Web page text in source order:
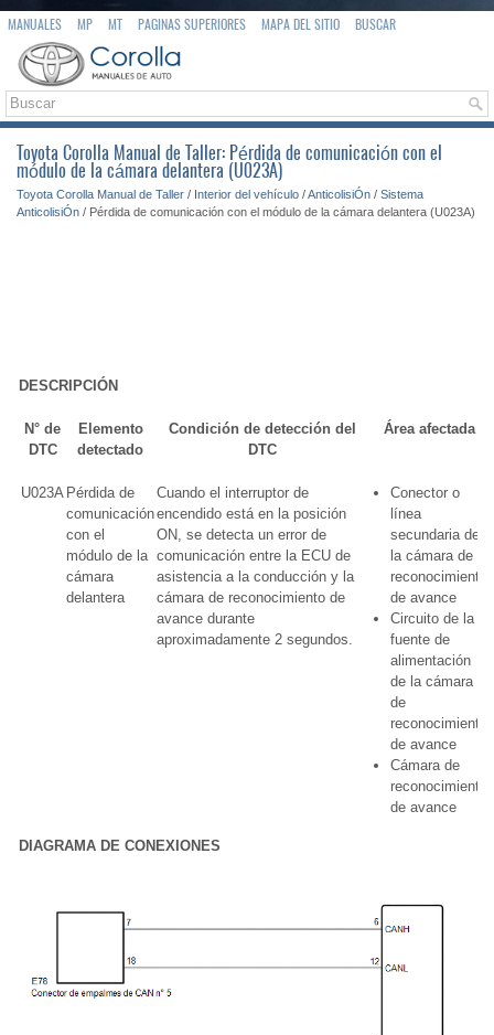
MANUALES MP MT PAGINAS SUPERIORES MAPA DEL SITIO BUSCAR
Toyota Corolla Manual de Taller: Pérdida de comunicación con el
módulo de la cámara delantera (U023A)
Toyota Corolla Manual de Taller / Interior del vehículo /AnticolisiÓn / Sistema
AnticolisiÓn / Pérdida de comunicación con el módulo de la cámara delantera (U023A)
DESCRIPCIÓN
N° de
DTC
Elemento
detectado
Condición de detección del
DTC
Área afectada
U023A Pérdida de
comunicación
con el
módulo de la
cámara
delantera
Cuando el interruptor de
encendido está en la posición
ON, se detecta un error de
comunicación entre la ECU de
asistencia a la conducción y la
cámara de reconocimiento de
avance durante
aproximadamente 2 segundos.
Conector o
línea
secundaria de
la cámara de
reconocimiento
de avance
Circuito de la
fuente de
alimentación
de la cámara
de
reconocimiento
de avance
Cámara de
reconocimiento
de avance
DIAGRAMA DE CONEXIONES